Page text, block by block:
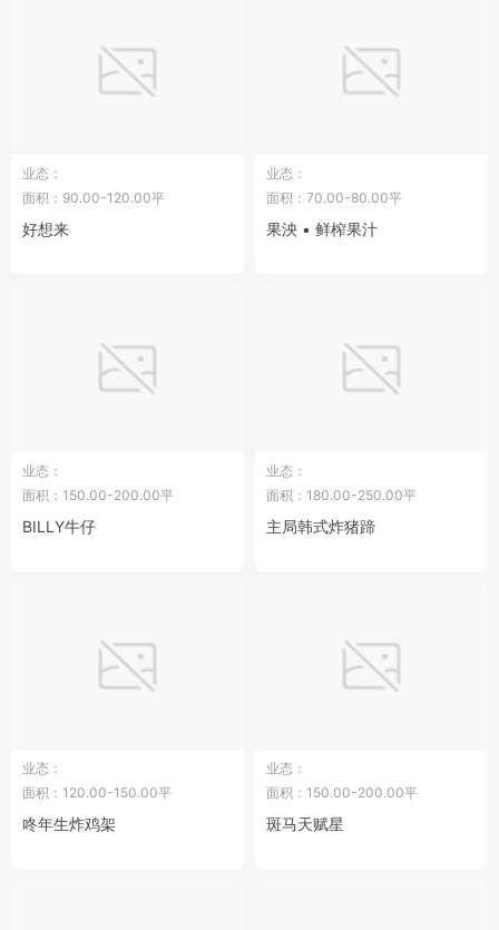
业态：
面积：90.00-120.00平
好想来
业态：
面积：70.00-80.00平
果泱 • 鲜榨果汁
业态：
面积：150.00-200.00平
BILLY牛仔
业态：
面积：180.00-250.00平
主局韩式炸猪蹄
业态：
面积：120.00-150.00平
咚年生炸鸡架
业态：
面积：150.00-200.00平
斑马天赋星